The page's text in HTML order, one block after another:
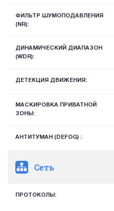
ФИЛЬТР ШУМОПОДАВЛЕНИЯ
(NR):
ДИНАМИЧЕСКИЙ ДИАПАЗОН
(WDR):
ДЕТЕКЦИЯ ДВИЖЕНИЯ:
МАСКИРОВКА ПРИВАТНОЙ
ЗОНЫ:
АНТИТУМАН (DEFOG) :
Сеть
ПРОТОКОЛЫ: